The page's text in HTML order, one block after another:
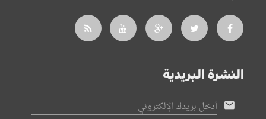
النشرة البريدية
أدخل بريدك الإلكتروني